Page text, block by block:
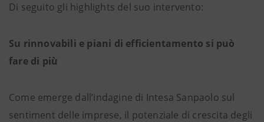
Di seguito gli highlights del suo intervento:
Su rinnovabili e piani di efficientamento si può
fare di più
Come emerge dall’indagine di Intesa Sanpaolo sul
sentiment delle imprese, il potenziale di crescita degli